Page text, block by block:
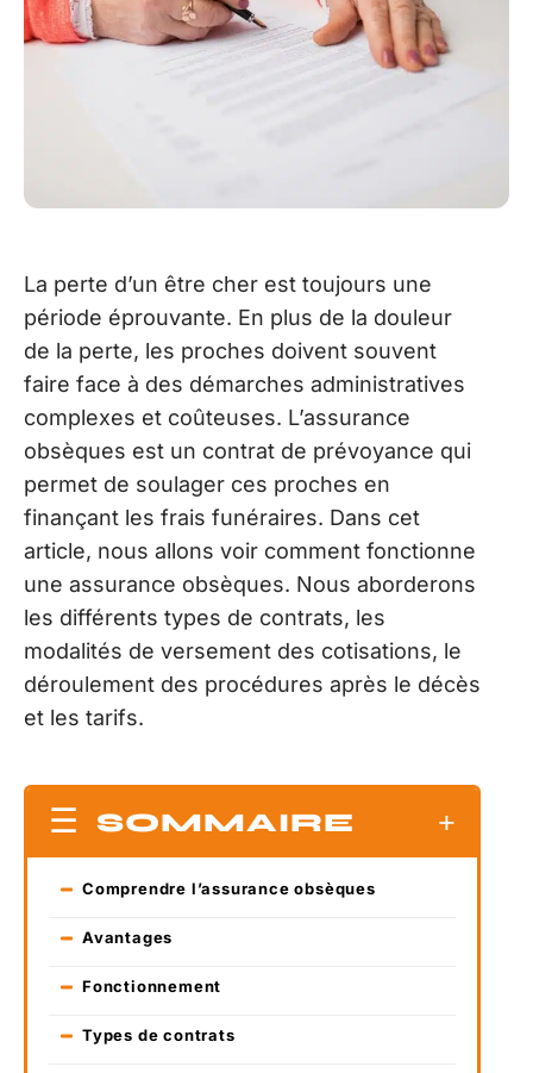
La perte d’un être cher est toujours une
période éprouvante. En plus de la douleur
de la perte, les proches doivent souvent
faire face à des démarches administratives
complexes et coûteuses. L’assurance
obsèques est un contrat de prévoyance qui
permet de soulager ces proches en
finançant les frais funéraires. Dans cet
article, nous allons voir comment fonctionne
une assurance obsèques. Nous aborderons
les différents types de contrats, les
modalités de versement des cotisations, le
déroulement des procédures après le décès
et les tarifs.
SOMMAIRE
Comprendre l’assurance obsèques
Avantages
Fonctionnement
Types de contrats